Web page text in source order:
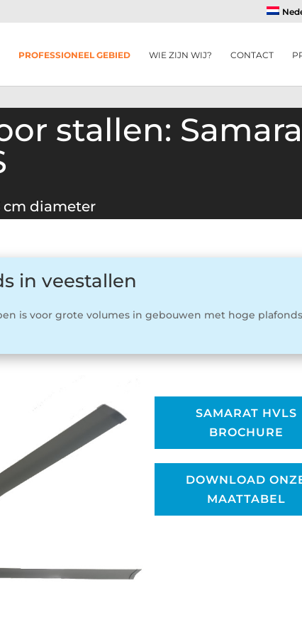
PROFESSIONEEL GEBIED WIE ZIJN WIJ? CONTACT
stallen:
cm diameter
in veestallen
is voor grote volumes in gebouwen met hoge plafonds
SAMARAT HVLS
BROCHURE
DOWNLOAD
MAATTABEL